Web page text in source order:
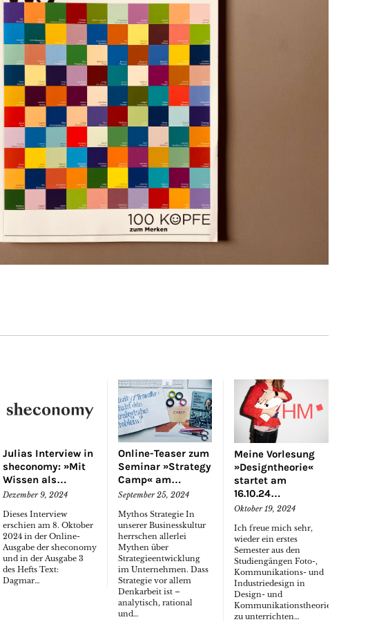
Julias Interview in
sheconomy: »Mit
Wissen als…
Dezember 9, 2024
Dieses Interview
erschien am 8. Oktober
2024 in der Online-
Ausgabe der sheconomy
und in der Ausgabe 3
des Hefts Text:
Dagmar…
Online-Teaser zum
Seminar »Strategy
Camp« am…
September 25, 2024
Mythos Strategie In
unserer Businesskultur
herrschen allerlei
Mythen über
Strategieentwicklung
im Unternehmen. Dass
Strategie vor allem
Denkarbeit ist –
analytisch, rational
und…
Meine Vorlesung
»Designtheorie«
startet am
16.10.24…
Oktober 19, 2024
Ich freue mich sehr,
wieder ein erstes
Semester aus den
Studiengängen Foto-,
Kommunikations- und
Industriedesign in
Design- und
Kommunikationstheorie
zu unterrichten…